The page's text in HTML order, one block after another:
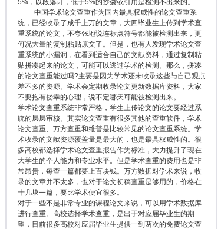
中国学术论文查重作为国内最具权威性的论文查重系
统，已经收录了成千上万的文章，大四毕业生上传到学术查
重系统的论文，不夸张地说连标点符号都能被检测出来，更
何况大量的复制粘贴原文了。但是，也有人发现学术论文查
重系统的小漏洞，在看到适合自己的文献资料，通过复制粘
贴拼凑起来的论文，可能可以逃过学术的检测。那么，拼凑
的论文查重能过吗?主要是因为学术还未收录这些与自己观点
差不多的资源。学术会定期收录论文更新数据库资料，大家
不要抱有侥幸的心理，说不定哪天可能被检测出来。
学术论文查重系统非常严格，学生上传论文的论文要经过系
统的层层审核。其实论文查重有很多其他的查重软件，学术
论文查重、万方查重和维普是比较常见的论文查重系统。学
术收录的文献资源覆盖量是最大的，也是最具权威性的。很
多高校都选择学术论文查重报告作为标准，大力提升了现在
大学生的个人能力和专业水平。但是学术查重的费用也是非
常昂贵，每查一篇都要上百块钱。万方数据对学术来说，收
录的文章并不太多，也对于论文初稿查重是够用的，价格在
十几块一篇，要比学术便宜很多。
对于一些不是非常专业的课程论文来说，可以用学术数据库
进行查重。高校选择学术查重，是出于对应届毕业生的期
望，目前很多高校对应届毕业生提供一到两次的免费论文查